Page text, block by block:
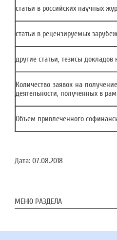
статьи в российских научных
статьи в рецензируемых
другие статьи, тезисы
Количество заявок на
деятельности, полученных в
Объем привлеченного
Дата: 07.08.2018
МЕНЮ РАЗДЕЛА